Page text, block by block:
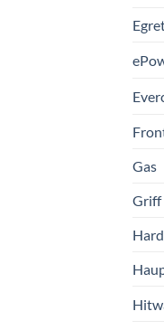
Gas
Griff